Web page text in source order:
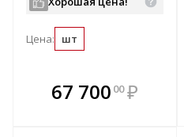
Цена: шт
67 700 00 ₽
В комплекте
всегда выгоднее!